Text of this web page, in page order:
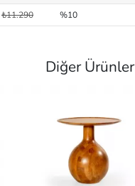
₺11.290 %10
Diğer Ürünler